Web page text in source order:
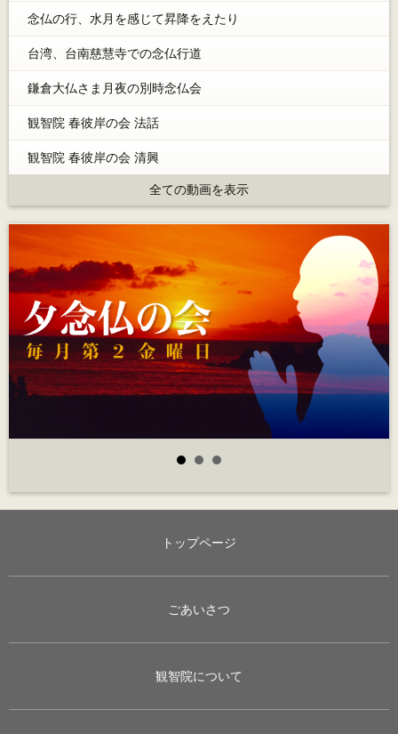
念仏の行、水月を感じて昇降をえたり
台湾、台南慈慧寺での念仏行道
鎌倉大仏さま月夜の別時念仏会
観智院 春彼岸の会 法話
観智院 春彼岸の会 清興
全ての動画を表示
トップページ
ごあいさつ
観智院について